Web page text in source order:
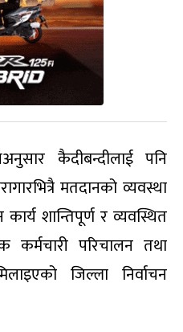
कैदीबन्दीलाई पनि
मतदानको व्यवस्था
शान्तिपूर्ण र व्यवस्थित
परिचालन तथा
जिल्ला निर्वाचन